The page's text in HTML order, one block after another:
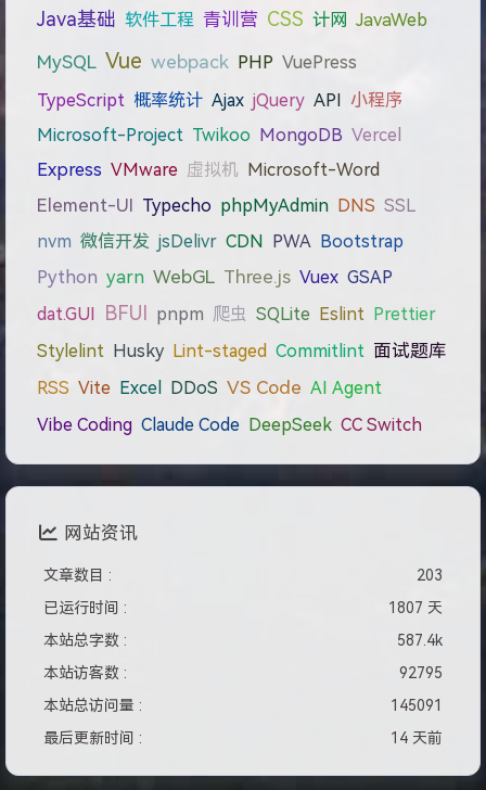
Java基础 软件工程 青训营 CSS 计网 JavaWeb
MySQL Vue webpack PHP VuePress
TypeScript 概率统计 Ajax jQuery API 小程序
Microsoft-Project Twikoo MongoDB Vercel
Express VMware 虚拟机 Microsoft-Word
Element-UI Typecho phpMyAdmin DNS SSL
nvm 微信开发 jsDelivr CDN PWA Bootstrap
Python yarn WebGL Three.js Vuex GSAP
dat.GUI
BFUI pnpm 爬虫 SQLite Eslint Prettier
Stylelint Husky Lint-staged Commitlint 面试题库
RSS Vite Excel DDoS VS Code AI Agent
Vibe Coding Claude Code DeepSeek CC Switch
网站资讯
文章数目 :
203
已运行时间 :
1807 天
本站总字数 :
587.4k
本站访客数 :
92795
本站总访问量 :
145091
最后更新时间 :
14 天前